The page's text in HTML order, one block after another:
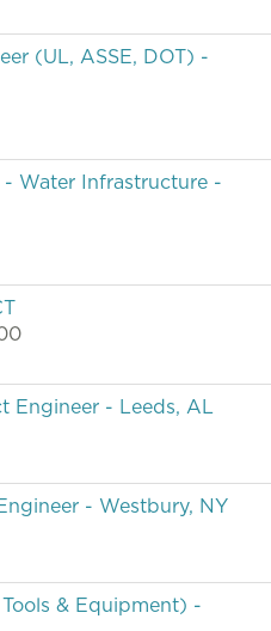
(UL, ASSE, DOT) -
- Water Infrastructure -
Engineer - Leeds, AL
- Westbury, NY
& Equipment) -